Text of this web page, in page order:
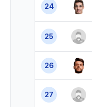
24
25
26
27